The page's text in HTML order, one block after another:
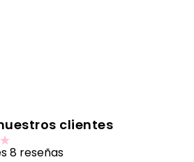
clientes
8 reseñas